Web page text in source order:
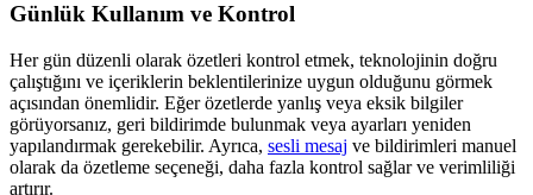
Günlük Kullanım ve Kontrol
Her gün düzenli olarak özetleri kontrol etmek, teknolojinin doğru
çalıştığını ve içeriklerin beklentilerinize uygun olduğunu görmek
açısından önemlidir. Eğer özetlerde yanlış veya eksik bilgiler
görüyorsanız, geri bildirimde bulunmak veya ayarları yeniden
yapılandırmak gerekebilir. Ayrıca, sesli mesaj ve bildirimleri manuel
olarak da özetleme seçeneği, daha fazla kontrol sağlar ve verimliliği
artırır.